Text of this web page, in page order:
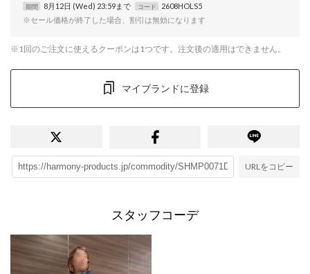
期間 8月12日 (Wed) 23:59まで コード
2608HOLS5
※セール価格が終了した場合、割引は無効になります
※1回のご注文に使えるクーポンは1つです。注文後の適用はできません。
マイブランドに登録
URLをコピー
スタッフコーデ